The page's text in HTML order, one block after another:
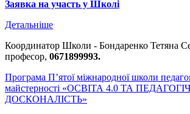
Заявка на участь у Школі
Детальніше
Координатор Школи - Бондаренко Тетяна
професор, 0671899993.
Програма П’ятої міжнародної школи
майстерності «ОСВІТА 4.0 ТА
ДОСКОНАЛІСТЬ»